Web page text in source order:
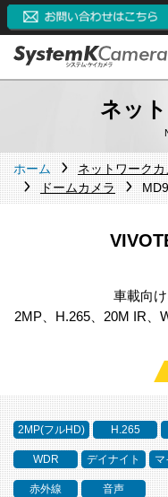
ネッ
ホーム ネットワーク
ドームカメラ
車載向
2MP、H.265、20M IR、
2MP(フルHD) H.265
WDR デイナイト マ
赤外線 音声